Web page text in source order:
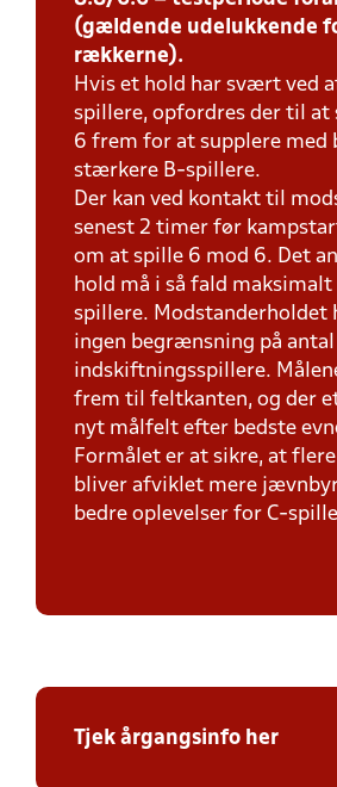
(gældende udelukkende
rækkerne).
Hvis et hold har svært ved
spillere, opfordres der til at
6 frem for at supplere med
stærkere B-spillere.
Der kan ved kontakt til
senest 2 timer før
om at spille 6 mod 6. Det
hold må i så fald
spillere. Modstanderholdet
ingen begrænsning på antal
indskiftningsspillere.
frem til feltkanten, og der
nyt målfelt efter bedste
Formålet er at sikre, at
bliver afviklet mere
bedre oplevelser for C-
Tjek årgangsinfo her